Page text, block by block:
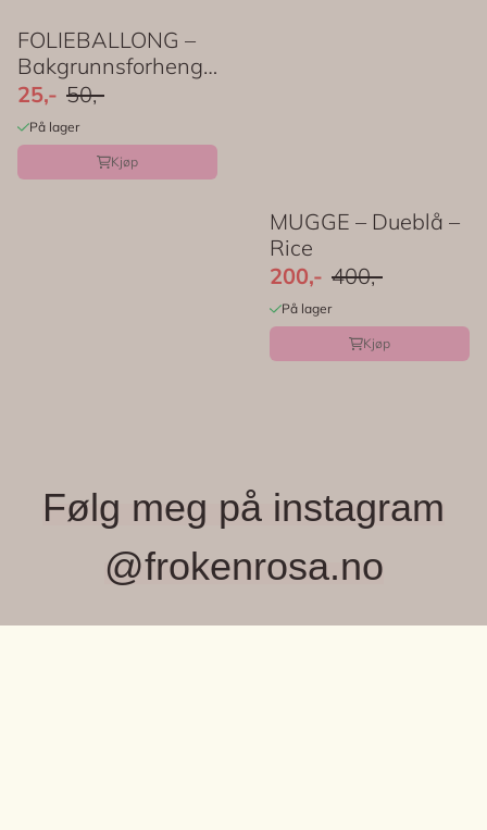
FOLIEBALLONG –
Bakgrunnsforheng
– Rosa ombre ...
25,- 50,-
På lager
Kjøp
MUGGE – Dueblå –
Rice
200,- 400,-
På lager
Kjøp
Følg meg på instagram
@frokenrosa.no